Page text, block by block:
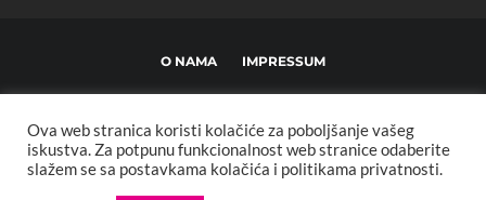
O NAMA IMPRESSUM
POLITIKA PRIVATNOSTI MARKETING KONTAKT
Ova web stranica koristi kolačiće za poboljšanje vašeg
iskustva. Za potpunu funkcionalnost web stranice odaberite
slažem se sa postavkama kolačića i politikama privatnosti.